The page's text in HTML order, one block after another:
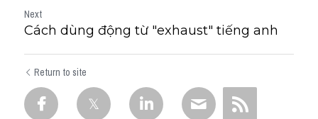
Next
Cách dùng động từ "exhaust" tiếng anh
Return to site